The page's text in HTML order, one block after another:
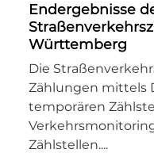
Endergebnisse
Württemberg
Die
Zählungen mittels
temporären
Zählstellen....